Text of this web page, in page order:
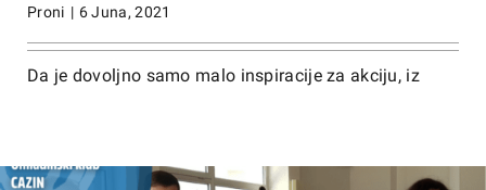
Proni | 6 Juna, 2021
Da je dovoljno samo malo inspiracije za akciju, iz